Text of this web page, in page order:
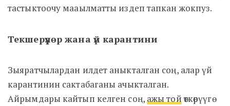
тастыктоочу мааылматты издеп тапкан жокпуз.
Текшерүүлөр жана үй карантини
Зыяратчылардан илдет аныкталган соң, алар үй
карантинин сактабаганы ачыкталган.
Айрымдары кайтып келген соң, ажы той өткөрүүгө